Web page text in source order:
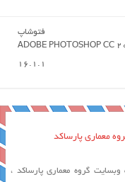
فتوشاپ
ADOBE PHOTOSHOP CC
16.1.1
معماری پارساکد
گروه معماری پارساکد ،